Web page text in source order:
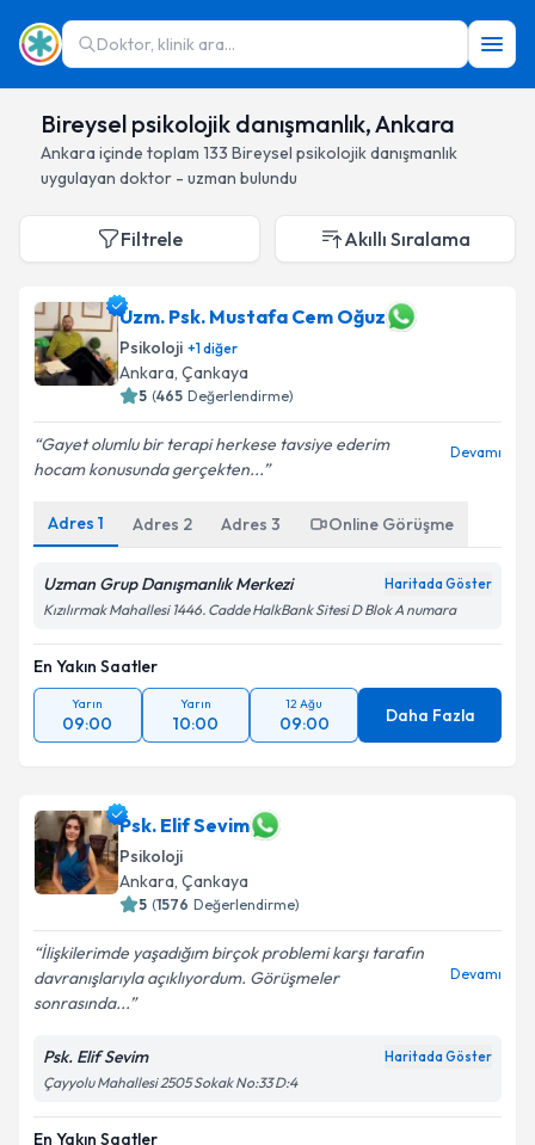
Doktor, klinik ara...
Bireysel psikolojik danışmanlık, Ankara
Ankara içinde toplam 133 Bireysel psikolojik danışmanlık
uygulayan doktor - uzman bulundu
Filtrele Akıllı Sıralama
Uzm. Psk. Mustafa Cem Oğuz
Psikoloji +1diğer
Ankara, Çankaya
5 (465 Değerlendirme)
Gayet olumlu bir terapi herkese tavsiye ederim
hocam konusunda gerçekten...
Devamı
Adres 1 Adres 2 Adres 3 Online Görüşme
Uzman Grup Danışmanlık Merkezi Haritada Göster
Kızılırmak Mahallesi 1446. Cadde HalkBank Sitesi D Blok A numara
En Yakın Saatler
Yarın
09:00
Yarın
10:00
12 Ağu
09:00 Daha Fazla
Psk. Elif Sevim
Psikoloji
Ankara, Çankaya
5 (1576 Değerlendirme)
İlişkilerimde yaşadığım birçok problemi karşı tarafın
davranışlarıyla açıklıyordum. Görüşmeler
sonrasında...
Devamı
Psk. Elif Sevim Haritada Göster
Çayyolu Mahallesi 2505 Sokak No:33 D:4
En Yakın Saatler